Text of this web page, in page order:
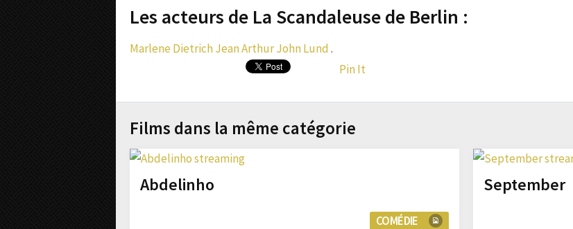
Les acteurs de La Scandaleuse de Berlin :
Marlene DietrichJean ArthurJohn Lund.
Pin It
Films dans la même catégorie
Abdelinho
COMÉDIE
September